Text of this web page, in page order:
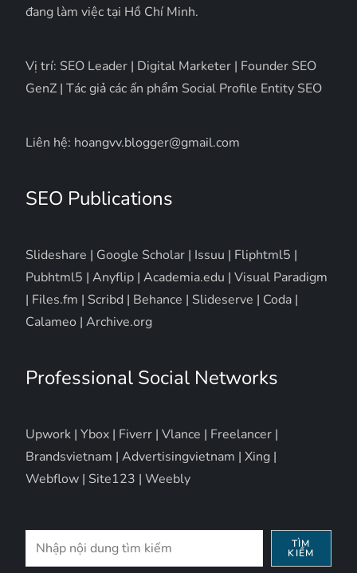
đang làm việc tại Hồ Chí Minh.
Vị trí: SEO Leader | Digital Marketer | Founder SEO
GenZ | Tác giả các ấn phẩm Social Profile Entity SEO
Liên hệ: hoangvv.blogger@gmail.com
SEO Publications
Slideshare | Google Scholar | Issuu | Fliphtml5 |
Pubhtml5 |Anyflip |Academia.edu |Visual Paradigm
| Files.fm | Scribd | Behance | Slideserve | Coda |
Calameo |Archive.org
Professional Social Networks
Upwork |Ybox | Fiverr |Vlance | Freelancer |
Brandsvietnam |Advertisingvietnam |Xing |
Webflow | Site123 |Weebly
Tìm
kiếm
TÌM
KIẾM